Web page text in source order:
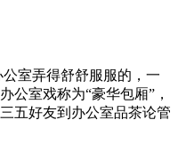
室弄得舒舒服服的，一
公室戏称为“豪华包厢”，
五好友到办公室品茶论管